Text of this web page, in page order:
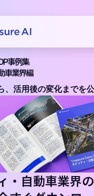
事例集
車業界編
、活用後の変化までを
・自動車業界